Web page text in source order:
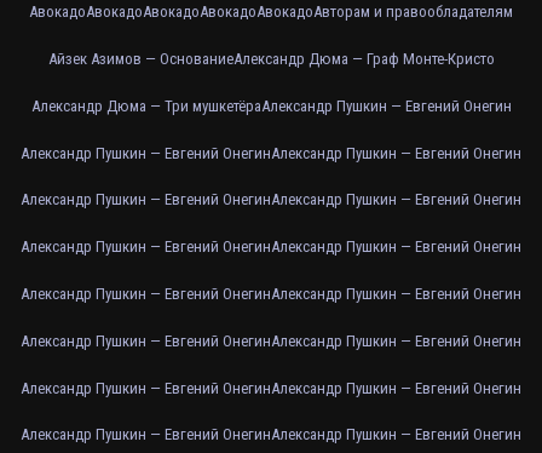
АвокадоАвокадоАвокадоАвокадоАвокадоАвторам и правообладателям
Айзек Азимов — ОснованиеАлександр Дюма — Граф Монте-Кристо
Александр Дюма — Три мушкетёраАлександр Пушкин — Евгений Онегин
Александр Пушкин — Евгений ОнегинАлександр Пушкин — Евгений Онегин
Александр Пушкин — Евгений ОнегинАлександр Пушкин — Евгений Онегин
Александр Пушкин — Евгений ОнегинАлександр Пушкин — Евгений Онегин
Александр Пушкин — Евгений ОнегинАлександр Пушкин — Евгений Онегин
Александр Пушкин — Евгений ОнегинАлександр Пушкин — Евгений Онегин
Александр Пушкин — Евгений ОнегинАлександр Пушкин — Евгений Онегин
Александр Пушкин — Евгений ОнегинАлександр Пушкин — Евгений Онегин